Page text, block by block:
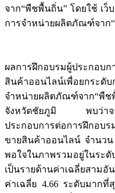
จาก“พืชพื้นถิ่น” โดยใช้ เว็
การจำหน่ายผลิตภัณฑ์จา
ผลการฝึกอบรมผู้ประกอบก
สินค้าออนไลน์เพื่อยกระดั
จำหน่ายผลิตภัณฑ์จาก“พืช
จังหวัดชัยภูมิ พบว่าจาก
ประกอบการต่อการฝึกอบร
ขายสินค้าออนไลน์ จํานว
พอใจในภาพรวมอยู่ในระ
เป็นรายด้านค่าเฉลี่ยสาม
ค่าเฉลี่ย 4.66 ระดับมากที่